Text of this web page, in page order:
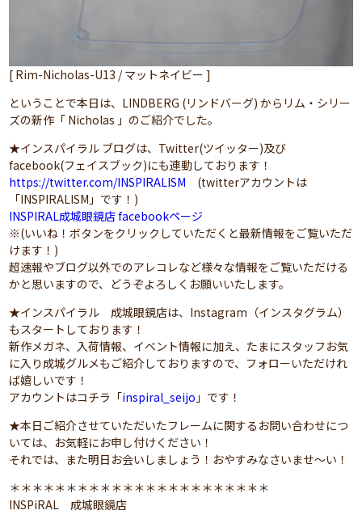
[ Rim-Nicholas-U13 / マットネイビー ]
ということで本日は、LINDBERG (リンドバーグ) からリム・シリー
ズの新作「 Nicholas 」のご紹介でした。
★インスパイラル ブログは、Twitter(ツイッター)及び
facebook(フェイスブック)にも連動しております！
https://twitter.com/INSPIRALISM (twitterアカウントは
「INSPIRALISM」です！)
INSPIRAL成城眼鏡店 facebookページ
※(いいね！ボタンをクリックしていただくと最新情報をご覧いただ
けます！)
超速報やブログ以外でのアレコレなど様々な情報をご覧いただける
かと思いますので、どうぞよろしくお願いいたします。
★インスパイラル 成城眼鏡店は、Instagram（インスタグラム）
もスタートしております！
新作メガネ、入荷情報、イベント情報に加え、たまにスタッフお気
に入り成城グルメもご紹介しておりますので、フォローいただけれ
ば嬉しいです！
アカウントはコチラ「inspiral_seijo 」です！
★本日ご紹介させていただいたフレームに関するお問い合わせにつ
いては、お気軽にお申し付けください！
それでは、また明日お会いしましょう！おやすみなさいませ～い！
＊＊＊＊＊＊＊＊＊＊＊＊＊＊＊＊＊＊＊＊＊＊＊
INSPiRAL 成城眼鏡店